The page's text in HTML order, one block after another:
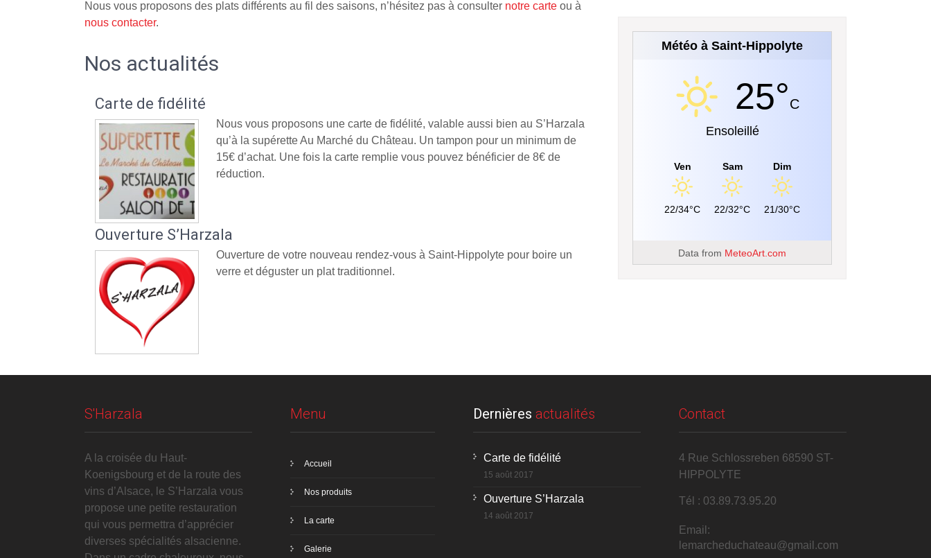
Nous vous proposons des plats différents au fil des saisons, n’hésitez pas à consulter notre carte ou à
nous contacter.
Nos actualités
Carte de fidélité
Nous vous proposons une carte de fidélité, valable aussi bien au S’Harzala
qu’à la supérette Au Marché du Château. Un tampon pour un minimum de
15€ d’achat. Une fois la carte remplie vous pouvez bénéficier de 8€ de
réduction.
Ouverture S’Harzala
Ouverture de votre nouveau rendez-vous à Saint-Hippolyte pour boire un
verre et déguster un plat traditionnel.
Météo à Saint-Hippolyte
25°C
Ensoleillé
Ven
22/34°C
Sam
22/32°C
Dim
21/30°C
Data from MeteoArt.com
S'Harzala
A la croisée du Haut-
Koenigsbourg et de la route des
vins d’Alsace, le S’Harzala vous
propose une petite restauration
qui vous permettra d’apprécier
diverses spécialités alsacienne.
Menu
Accueil
Nos produits
La carte
Galerie
Dernières actualités
Carte de fidélité
15 août 2017
Ouverture S’Harzala
14 août 2017
Contact
4 Rue Schlossreben 68590 ST-
HIPPOLYTE
Tél : 03.89.73.95.20
Email:
lemarcheduchateau@gmail.com